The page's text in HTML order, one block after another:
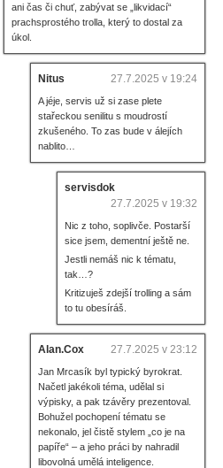
ani čas či chuť, zabývat se „likvidací“
prachsprostého trolla, který to dostal za
úkol.
Nitus 27.7.2025 v 19:24
A jéje, servis už si zase plete
stařeckou senilitu s moudrostí
zkušeného. To zas bude v álejích
nablito…
servisdok
27.7.2025 v 19:32
Nic z toho, soplivče. Postarší
sice jsem, dementní ještě ne.
Jestli nemáš nic k tématu,
tak…?
Kritizuješ zdejší trolling a sám
to tu obesíráš.
Alan.Cox 27.7.2025 v 23:12
Jan Mrcasík byl typický byrokrat.
Načetl jakékoli téma, udělal si
výpisky, a pak tzávěry prezentoval.
Bohužel pochopení tématu se
nekonalo, jel čistě stylem „co je na
papíře“ – a jeho práci by nahradil
libovolná umělá inteligence.